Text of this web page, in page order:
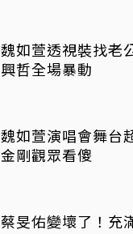
魏如萱透視裝找老
興哲全場暴動
魏如萱演唱會舞台
金剛觀眾看傻
蔡旻佑變壞了！充